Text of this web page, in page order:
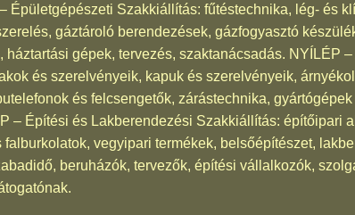
Épületgépészeti Szakkiállítás: fűtéstechnika, lég- és
gáztároló berendezések, gázfogyasztó
háztartási gépek, tervezés, szaktanácsadás. NYÍLÉP
és szerelvényeik, kapuk és szerelvényeik,
és felcsengetők, zárástechnika,
– Építési és Lakberendezési Szakkiállítás: építőipari
vegyipari termékek, belsőépítészet,
beruházók, tervezők, építési vállalkozók,